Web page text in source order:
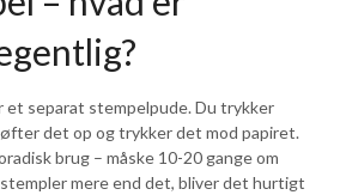
separat stempelpude. Du trykker
det op og trykker det mod papiret.
brug – måske 10-20 gange om
mere end det, bliver det hurtigt